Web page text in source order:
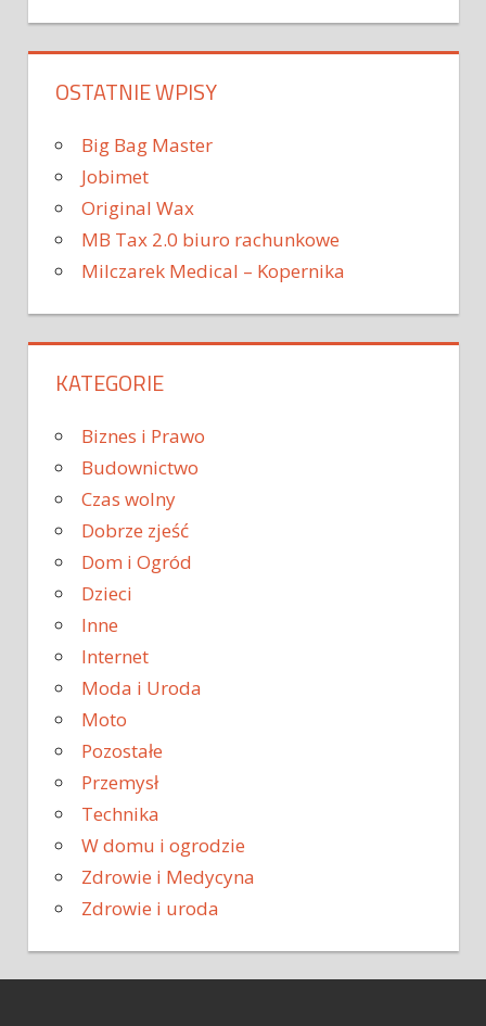
wpisu
OSTATNIE WPISY
Big Bag Master
Jobimet
Original Wax
MB Tax 2.0 biuro rachunkowe
Milczarek Medical – Kopernika
KATEGORIE
Biznes i Prawo
Budownictwo
Czas wolny
Dobrze zjeść
Dom i Ogród
Dzieci
Inne
Internet
Moda i Uroda
Moto
Pozostałe
Przemysł
Technika
W domu i ogrodzie
Zdrowie i Medycyna
Zdrowie i uroda